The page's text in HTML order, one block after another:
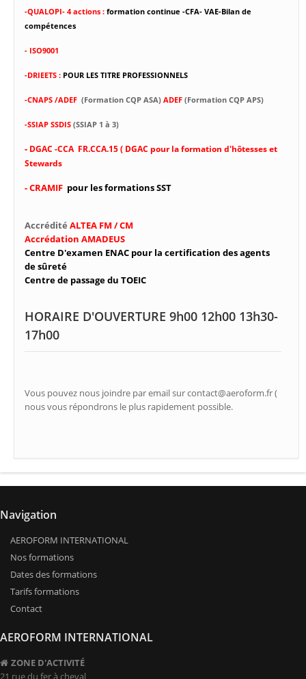
-QUALOPI- 4 actions : formation continue -CFA- VAE-Bilan de
compétences
- ISO9001
-DRIEETS : POUR LES TITRE PROFESSIONNELS
-CNAPS /ADEF (Formation CQP ASA) ADEF (Formation CQP APS)
-SSIAP SSDIS (SSIAP 1 à 3)
- DGAC -CCA FR.CCA.15 ( DGAC pour la formation d'hôtesses et
Stewards
- CRAMIF pour les formations SST
Accrédité ALTEA FM / CM
Accrédation AMADEUS
Centre D'examen ENAC pour la certification des agents
de sûreté
Centre de passage du TOEIC
HORAIRE D'OUVERTURE 9h00 12h00 13h30-
17h00
Vous pouvez nous joindre par email sur contact@aeroform.fr (
nous vous répondrons le plus rapidement possible.
Navigation
AEROFORM INTERNATIONAL
Nos formations
Dates des formations
Tarifs formations
Contact
AEROFORM INTERNATIONAL
ZONE D'ACTIVITÉ
21 rue du fer à cheval